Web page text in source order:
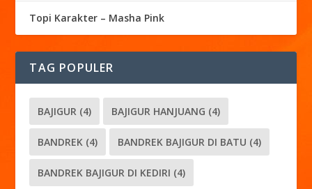
Topi Karakter – Masha Pink
TAG POPULER
BAJIGUR (4) BAJIGUR HANJUANG (4)
BANDREK (4) BANDREK BAJIGUR DI BATU (4)
BANDREK BAJIGUR DI KEDIRI (4)